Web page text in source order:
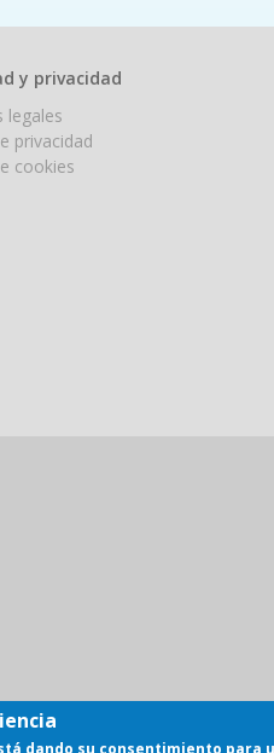
y privacidad
legales
privacidad
cookies
dando su consentimiento para